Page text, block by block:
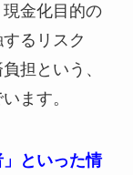
金化目的の
るリスク
担という、
ます。
といった情